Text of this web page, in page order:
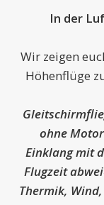
In der
Wir zeigen
Höhenflüge
ohne
Einklang mit
Flugzeit
Thermik,